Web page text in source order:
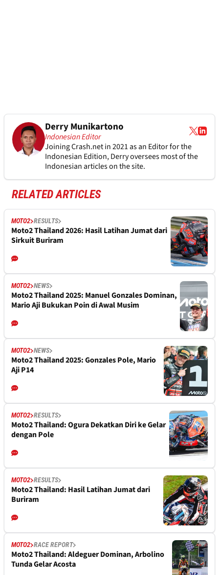
Derry Munikartono
Indonesian Editor
Joining Crash.net in 2021 as an Editor for the
Indonesian Edition, Derry oversees most of the
Indonesian articles on the site.
RELATED ARTICLES
MOTO2 RESULTS
Moto2 Thailand 2026: Hasil Latihan Jumat dari
Sirkuit Buriram
MOTO2 NEWS
Moto2 Thailand 2025: Manuel Gonzales Dominan,
Mario Aji Bukukan Poin di Awal Musim
MOTO2 NEWS
Moto2 Thailand 2025: Gonzales Pole, Mario
Aji P14
MOTO2 RESULTS
Moto2 Thailand: Ogura Dekatkan Diri ke Gelar
dengan Pole
MOTO2 RESULTS
Moto2 Thailand: Hasil Latihan Jumat dari
Buriram
MOTO2 RACE REPORT
Moto2 Thailand: Aldeguer Dominan, Arbolino
Tunda Gelar Acosta